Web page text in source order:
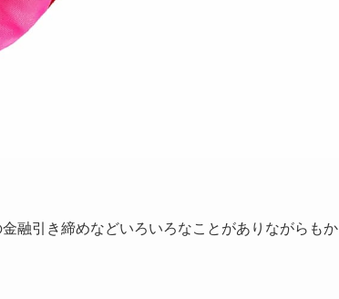
融引き締めなどいろいろなことがありながらもか